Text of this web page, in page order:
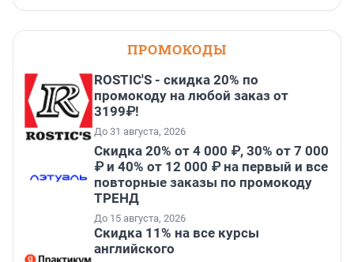
ПРОМОКОДЫ
ROSTIC'S - скидка 20% по
промокоду на любой заказ от
3199₽!
До 31 августа, 2026
Скидка 20% от 4 000 ₽, 30% от 7 000
₽ и 40% от 12 000 ₽ на первый и все
повторные заказы по промокоду
ТРЕНД
До 15 августа, 2026
Скидка 11% на все курсы
английского